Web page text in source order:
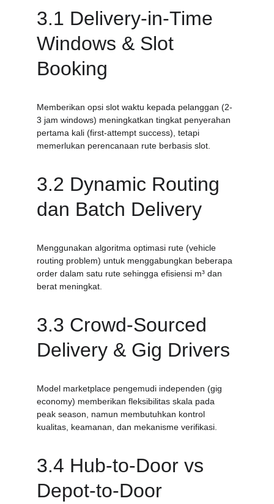
3.1 Delivery-in-Time
Windows & Slot
Booking
Memberikan opsi slot waktu kepada pelanggan (2-
3 jam windows) meningkatkan tingkat penyerahan
pertama kali (first-attempt success), tetapi
memerlukan perencanaan rute berbasis slot.
3.2 Dynamic Routing
dan Batch Delivery
Menggunakan algoritma optimasi rute (vehicle
routing problem) untuk menggabungkan beberapa
order dalam satu rute sehingga efisiensi m³ dan
berat meningkat.
3.3 Crowd-Sourced
Delivery & Gig Drivers
Model marketplace pengemudi independen (gig
economy) memberikan fleksibilitas skala pada
peak season, namun membutuhkan kontrol
kualitas, keamanan, dan mekanisme verifikasi.
3.4 Hub-to-Door vs
Depot-to-Door